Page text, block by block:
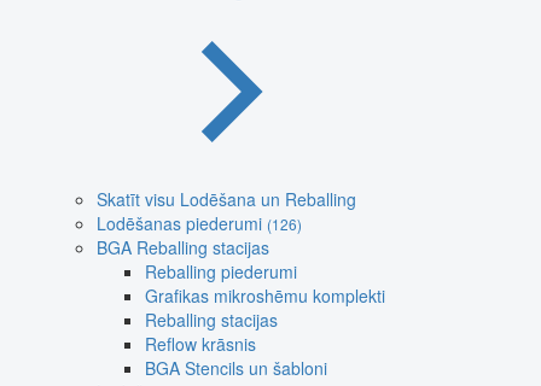
Skatīt visu Lodēšana un Reballing
Lodēšanas piederumi (126)
BGA Reballing stacijas
Reballing piederumi
Grafikas mikroshēmu komplekti
Reballing stacijas
Reflow krāsnis
BGA Stencils un šabloni